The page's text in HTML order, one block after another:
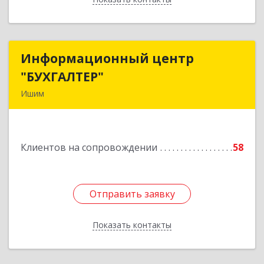
Информационный центр
"БУХГАЛТЕР"
Ишим
Клиентов на сопровождении 58
Отправить заявку
Показать контакты
Информационный центр
Подробнее
Отправить заявку
Назад